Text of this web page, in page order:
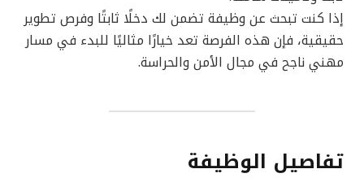
إذا كنت تبحث عن وظيفة تضمن لك دخلًا ثابتًا وفرص تطوير
حقيقية، فإن هذه الفرصة تعد خيارًا مثاليًا للبدء في مسار
مهني ناجح في مجال الأمن والحراسة.
تفاصيل الوظيفة